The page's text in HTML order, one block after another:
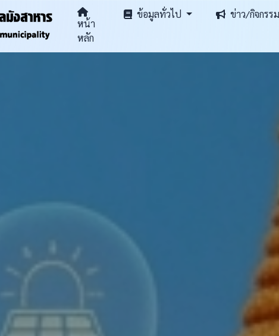
หน้า
หลัก
ข้อมูลทั่วไป ข่าว/กิจกรรม